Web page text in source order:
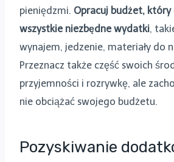
pieniędzmi. Opracuj budżet,
wszystkie niezbędne wydatki,
wynajem, jedzenie, materiały do
Przeznacz także część swoich
przyjemności i rozrywkę, ale
nie obciążać swojego budżetu.
Pozyskiwanie